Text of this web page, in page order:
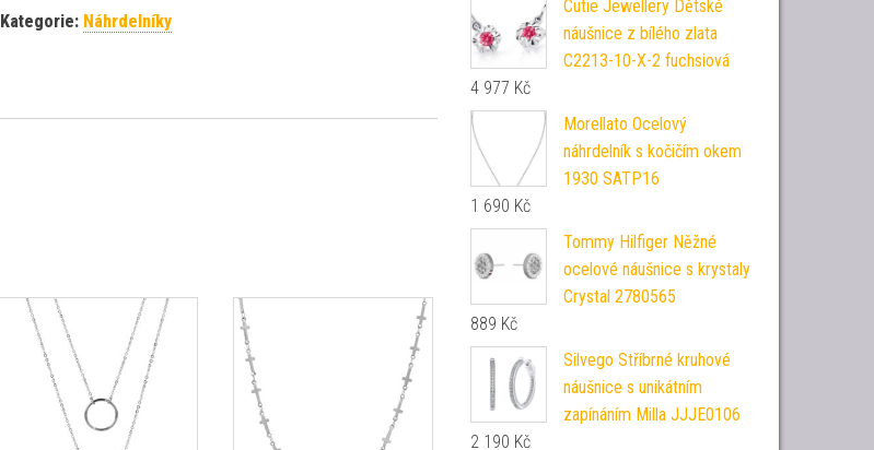
Kategorie: Náhrdelníky
Cutie Jewellery Dětské
náušnice z bílého zlata
C2213-10-X-2 fuchsiová
4 977 Kč
Morellato Ocelový
náhrdelník s kočičím okem
1930 SATP16
1 690 Kč
Tommy Hilfiger Něžné
ocelové náušnice s krystaly
Crystal 2780565
889 Kč
Silvego Stříbrné kruhové
náušnice s unikátním
zapínáním Milla JJJE0106
2 190 Kč